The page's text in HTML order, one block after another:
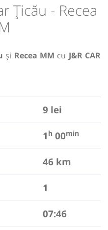
Țicău - Recea
și Recea MM cu J&R CAR
9 lei
1 h 00min
46 km
1
07:46